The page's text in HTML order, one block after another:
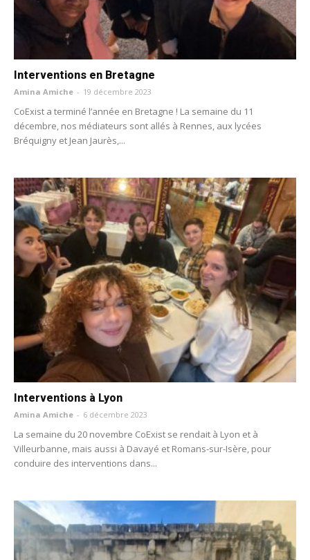
Interventions en Bretagne
Amina Amiche - 19 décembre 2023
CoExist a terminé l’année en Bretagne ! La semaine du 11
décembre, nos médiateurs sont allés à Rennes, aux lycées
Bréquigny et Jean Jaurès,...
Interventions à Lyon
Amina Amiche - 6 décembre 2023
La semaine du 20 novembre CoExist se rendait à Lyon et à
Villeurbanne, mais aussi à Davayé et Romans-sur-Isère, pour
conduire des interventions dans...